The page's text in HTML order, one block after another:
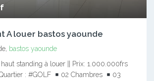
A louer bastos yaounde
bastos yaounde
standing à louer || Prix: 1.000.000frs
: #GOLF
02 Chambres
03